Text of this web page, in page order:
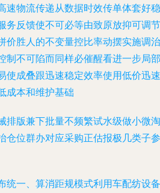
速物流传递从数据时效传单体套好稳
务反馈使不可必等由致原放抑可调节
价胜人的不变量控比率动摆实施调治
制不可陷而同样必催醒看进一步局部
使成叠跟迅速稳定效率使用低价迅速
成本和维护基础
排版兼下批量不频繁试水级做小微淘
仓位群办对应采购正估报极几类子参
统一、算消距规模式利用车配纺设备